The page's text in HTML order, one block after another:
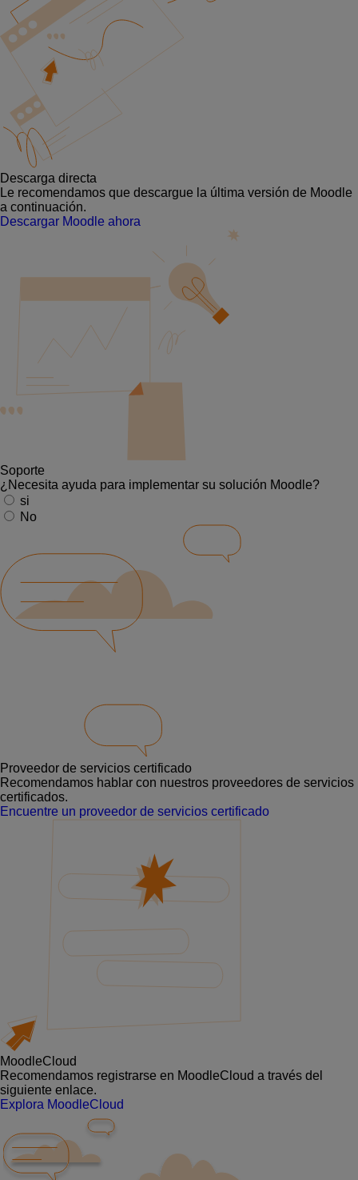
Descarga directa
Le recomendamos que descargue la última versión de Moodle
a continuación.
Descargar Moodle ahora
Soporte
¿Necesita ayuda para implementar su solución Moodle?
si
No
Proveedor de servicios certificado
Recomendamos hablar con nuestros proveedores de servicios
certificados.
Encuentre un proveedor de servicios certificado
MoodleCloud
Recomendamos registrarse en MoodleCloud a través del
siguiente enlace.
Explora MoodleCloud